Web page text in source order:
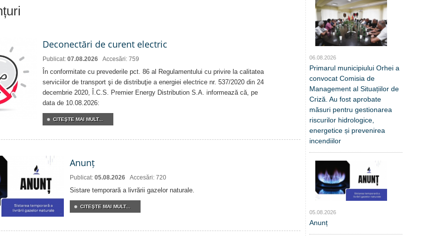
Deconectări de curent electric
Publicat: 07.08.2026 Accesări: 759
În conformitate cu prevederile pct. 86 al Regulamentului cu privire la calitatea
serviciilor de transport şi de distribuţie a energiei electrice nr. 537/2020 din 24
decembrie 2020, Î.C.S. Premier Energy Distribution S.A. informează că, pe
data de 10.08.2026:
CITEŞTE MAI MULT...
Anunț
Publicat: 05.08.2026 Accesări: 720
Sistare temporară a livrării gazelor naturale.
CITEŞTE MAI MULT...
06.08.2026
Primarul municipiului Orhei a
convocat Comisia de
Management al Situațiilor de
Criză. Au fost aprobate
măsuri pentru gestionarea
riscurilor hidrologice,
energetice și prevenirea
incendiilor
05.08.2026
Anunț